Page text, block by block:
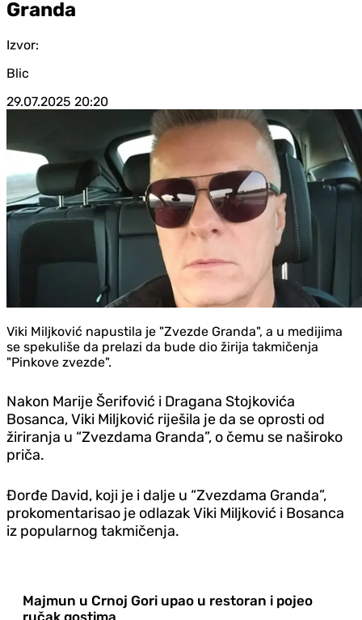
Granda
Izvor:
Blic
29.07.2025 20:20
Viki Miljković napustila je "Zvezde Granda", a u medijima
se spekuliše da prelazi da bude dio žirija takmičenja
"Pinkove zvezde".
Nakon Marije Šerifović i Dragana Stojkovića
Bosanca, Viki Miljković riješila je da se oprosti od
žiriranja u “Zvezdama Granda”, o čemu se naširoko
priča.
Đorđe David, koji je i dalje u “Zvezdama Granda”,
prokomentarisao je odlazak Viki Miljković i Bosanca
iz popularnog takmičenja.
Majmun u Crnoj Gori upao u restoran i pojeo
ručak gostima